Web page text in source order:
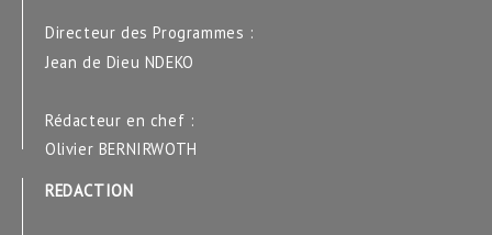
Directeur des Programmes :
Jean de Dieu NDEKO
Rédacteur en chef :
Olivier BERNIRWOTH
REDACTION